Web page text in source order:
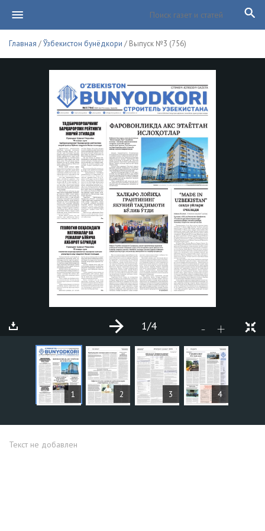
Главная /Ўзбекистон бунёдкори / Выпуск №3 (756)
1 2 3 4
- +
1/4
СТАТЬИ
Текст не добавлен